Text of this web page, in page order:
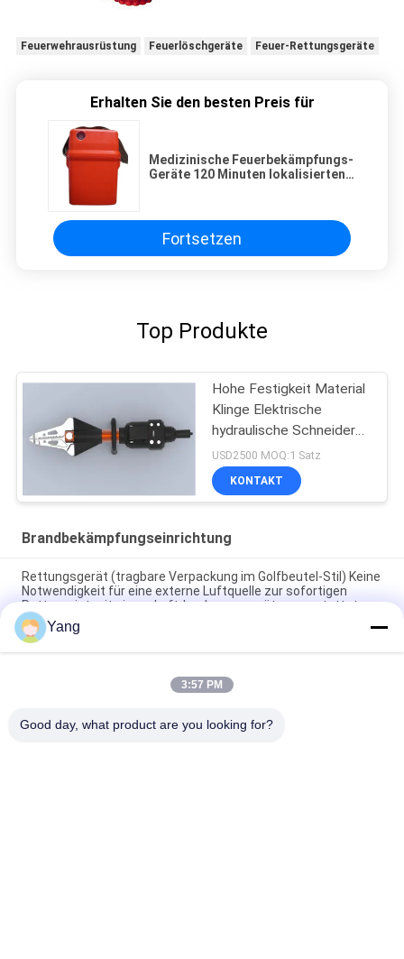
Feuerwehrausrüstung Feuerlöschgeräte Feuer-Rettungsgeräte
Erhalten Sie den besten Preis für
Medizinische Feuerbekämpfungs-
Geräte 120 Minuten lokalisierten
Fortsetzen
Top Produkte
Hohe Festigkeit Material
Klinge Elektrische
hydraulische Schneider
Expandier
USD2500 MOQ:1 Satz
KONTAKT
Brandbekämpfungseinrichtung
Rettungsgerät (tragbare Verpackung im Golfbeutel-Stil) Keine
Notwendigkeit für eine externe Luftquelle zur sofortigen
Rettung, ist mit einem Luftdruckmessgerät ausgestattet.
Unterboden-Kühleinrichtung für Fahrzeuge mit neuer Energie
(Wagen-Typ)
Einrichtung zur Kühlung der Karosserie für Fahrzeuge mit
Yang
3:57 PM
Good day, what product are you looking for?